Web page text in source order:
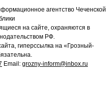
агентство Чеченской
на сайте, охраняются в
РФ.
гиперссылка на «Грозный-
Email: grozny-inform@inbox.ru